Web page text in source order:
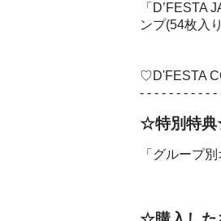
「D’FESTA
ンプ(54枚入
♡D'FESTA
- - - - - - - - - - -
☆特別特
「グループ